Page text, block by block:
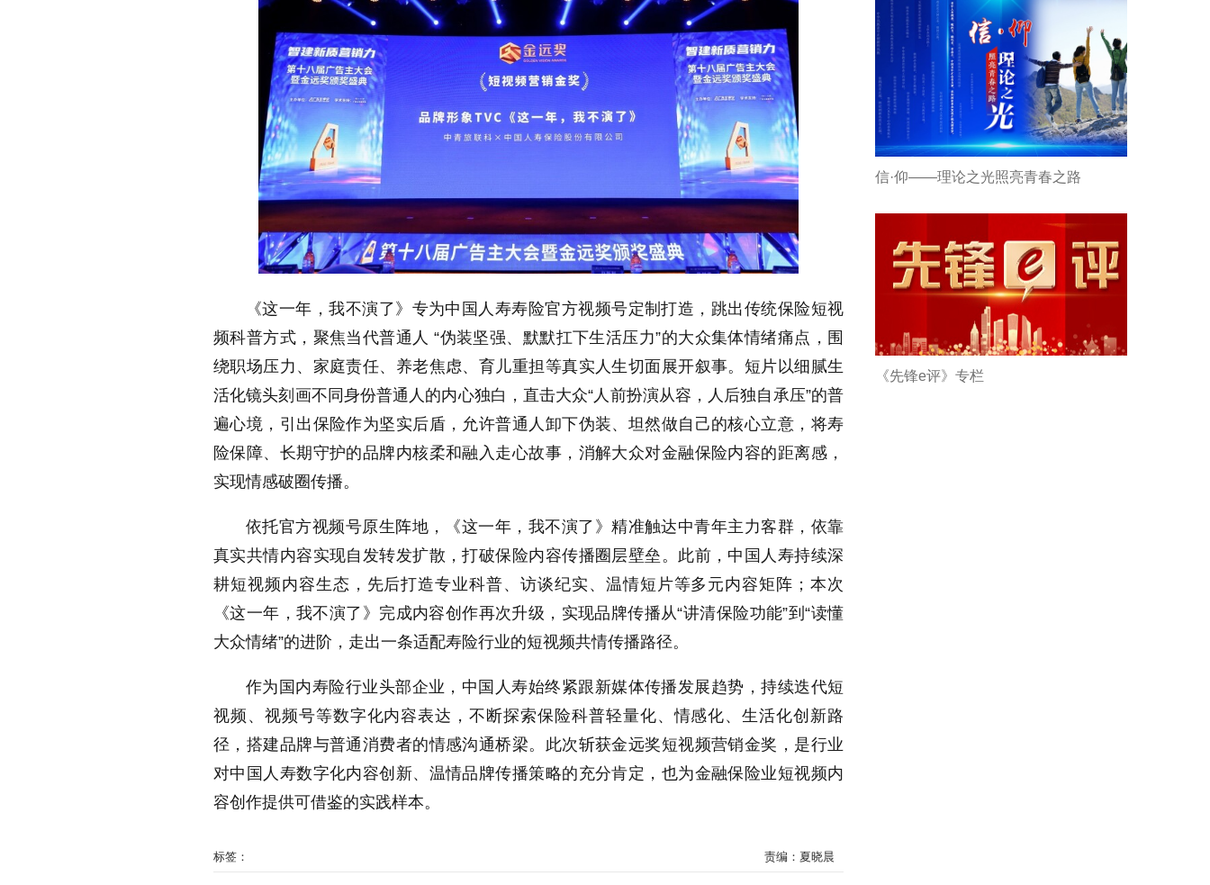
《这一年，我不演了》专为中国人寿寿险官方视频号定制打造，跳出传统保险短视
频科普方式，聚焦当代普通人 “伪装坚强、默默扛下生活压力”的大众集体情绪痛点，围
绕职场压力、家庭责任、养老焦虑、育儿重担等真实人生切面展开叙事。短片以细腻生
活化镜头刻画不同身份普通人的内心独白，直击大众“人前扮演从容，人后独自承压”的普
遍心境，引出保险作为坚实后盾，允许普通人卸下伪装、坦然做自己的核心立意，将寿
险保障、长期守护的品牌内核柔和融入走心故事，消解大众对金融保险内容的距离感，
实现情感破圈传播。
依托官方视频号原生阵地，《这一年，我不演了》精准触达中青年主力客群，依靠
真实共情内容实现自发转发扩散，打破保险内容传播圈层壁垒。此前，中国人寿持续深
耕短视频内容生态，先后打造专业科普、访谈纪实、温情短片等多元内容矩阵；本次
《这一年，我不演了》完成内容创作再次升级，实现品牌传播从“讲清保险功能”到“读懂
大众情绪”的进阶，走出一条适配寿险行业的短视频共情传播路径。
作为国内寿险行业头部企业，中国人寿始终紧跟新媒体传播发展趋势，持续迭代短
视频、视频号等数字化内容表达，不断探索保险科普轻量化、情感化、生活化创新路
径，搭建品牌与普通消费者的情感沟通桥梁。此次斩获金远奖短视频营销金奖，是行业
对中国人寿数字化内容创新、温情品牌传播策略的充分肯定，也为金融保险业短视频内
容创作提供可借鉴的实践样本。
标签： 责编：夏晓晨
信·仰——理论之光照亮青春之路
《先锋e评》专栏